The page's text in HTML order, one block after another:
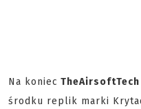
Na koniec TheAirsoftTech
środku replik marki